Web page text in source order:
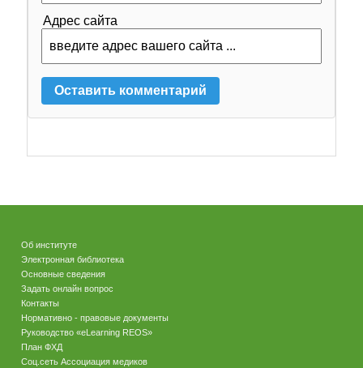
Адрес сайта
Об институте
Электронная библиотека
Основные сведения
Задать онлайн вопрос
Контакты
Нормативно - правовые документы
Руководство «eLearning REOS»
План ФХД
Соц.сеть Ассоциация медиков